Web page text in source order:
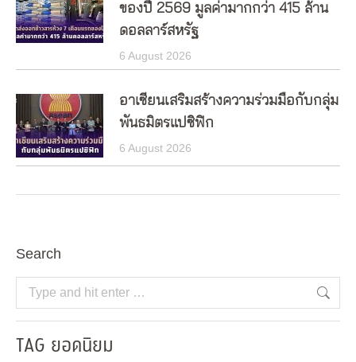
ของปี 2569 มูลค่ามากกว่า 415 ล้าน
ดอลลาร์สหรัฐ
6 August 2026
อาเซียนเสริมสร้างความร่วมมือกับกลุ่ม
พันธมิตรแปซิฟิก
6 August 2026
Search
Search:
TAG ยอดนิยม